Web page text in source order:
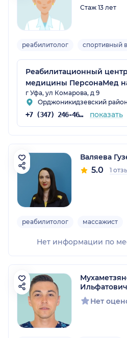
Стаж 13 лет
реабилитолог спортивный
Реабилитационный
медицины ПерсонаМед
г Уфа, ул Комарова, д 9
Орджоникидзевский район
+7 (347) 246-46-26 показать
Валяева
5.0 1
реабилитолог массажист
Нет информации по
Ильфатович
Нет